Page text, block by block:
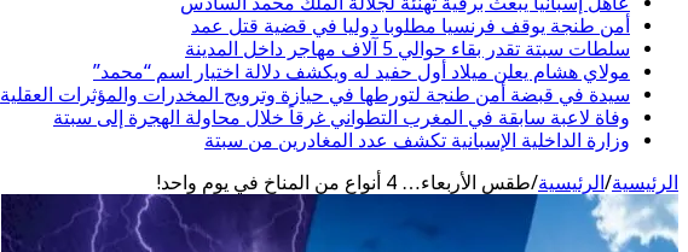
أمن طنجة يوقف فرنسيا مطلوبا دوليا في قضية قتل عمد
سلطات سبتة تقدر بقاء حوالي 5 آلاف مهاجر داخل المدينة
مولاي هشام يعلن ميلاد أول حفيد له ويكشف دلالة اختيار اسم “محمد”
سيدة في قبضة أمن طنجة لتورطها في حيازة وترويج المخدرات والمؤثرات العقلية
وفاة لاعبة سابقة في المغرب التطواني غرقاً خلال محاولة الهجرة إلى سبتة
وزارة الداخلية الإسبانية تكشف عدد المغادرين من سبتة
الرئيسية/الرئيسية/طقس الأربعاء… 4 أنواع من المناخ في يوم واحد!